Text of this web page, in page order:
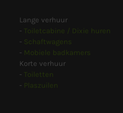
Lange verhuur
- Toiletcabine / Dixie huren
- Schaftwagens
- Mobiele badkamers
Korte verhuur
- Toiletten
- Plaszuilen